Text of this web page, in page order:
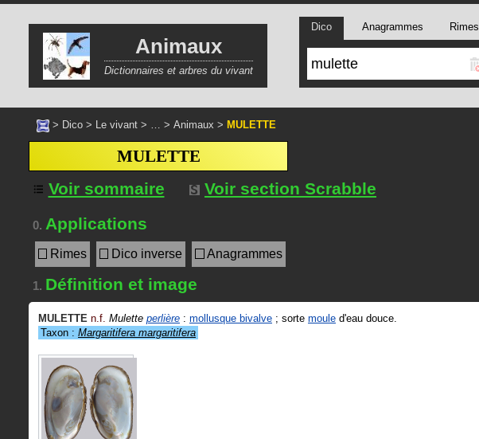
Animaux
Dictionnaires et arbres du vivant
Dico Anagrammes Rimes
> Dico > Le vivant > … > Animaux > MULETTE
MULETTE
Voir sommaire
Voir section Scrabble
0. Applications
Rimes Dico inverse Anagrammes
1. Définition et image
MULETTE n.f. Mulette perlière : mollusque bivalve ; sorte moule d'eau douce.
Taxon : Margaritifera margaritifera